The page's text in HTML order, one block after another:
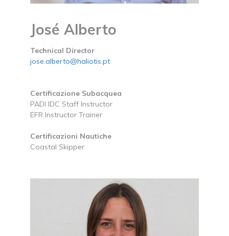
José Alberto
Technical Director
jose.alberto@haliotis.pt
Certificazione Subacquea
PADI IDC Staff Instructor
EFR Instructor Trainer
Certificazioni Nautiche
Coastal Skipper